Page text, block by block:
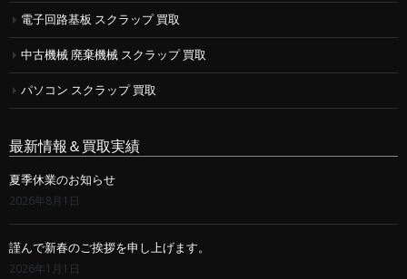
電子回路基板 スクラップ 買取
中古機械 廃棄機械 スクラップ 買取
パソコン スクラップ 買取
最新情報＆買取実績
夏季休業のお知らせ
2026年8月1日
謹んで新春のご挨拶を申し上げます。
2026年1月1日